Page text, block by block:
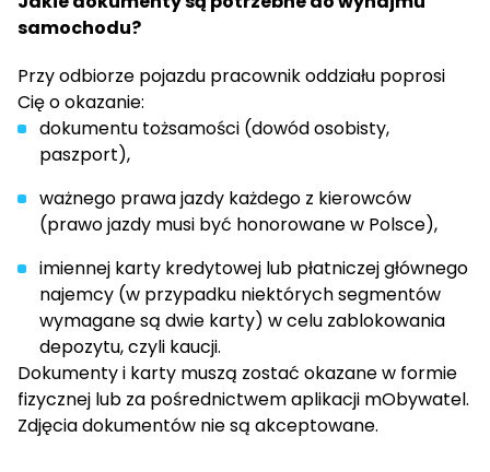
samochodu?
Przy odbiorze pojazdu pracownik oddziału poprosi
Cię o okazanie:
dokumentu tożsamości (dowód osobisty,
paszport),
ważnego prawa jazdy każdego z kierowców
(prawo jazdy musi być honorowane w Polsce),
imiennej karty kredytowej lub płatniczej głównego
najemcy (w przypadku niektórych segmentów
wymagane są dwie karty) w celu zablokowania
depozytu, czyli kaucji.
Dokumenty i karty muszą zostać okazane w formie
fizycznej lub za pośrednictwem aplikacji mObywatel.
Zdjęcia dokumentów nie są akceptowane.